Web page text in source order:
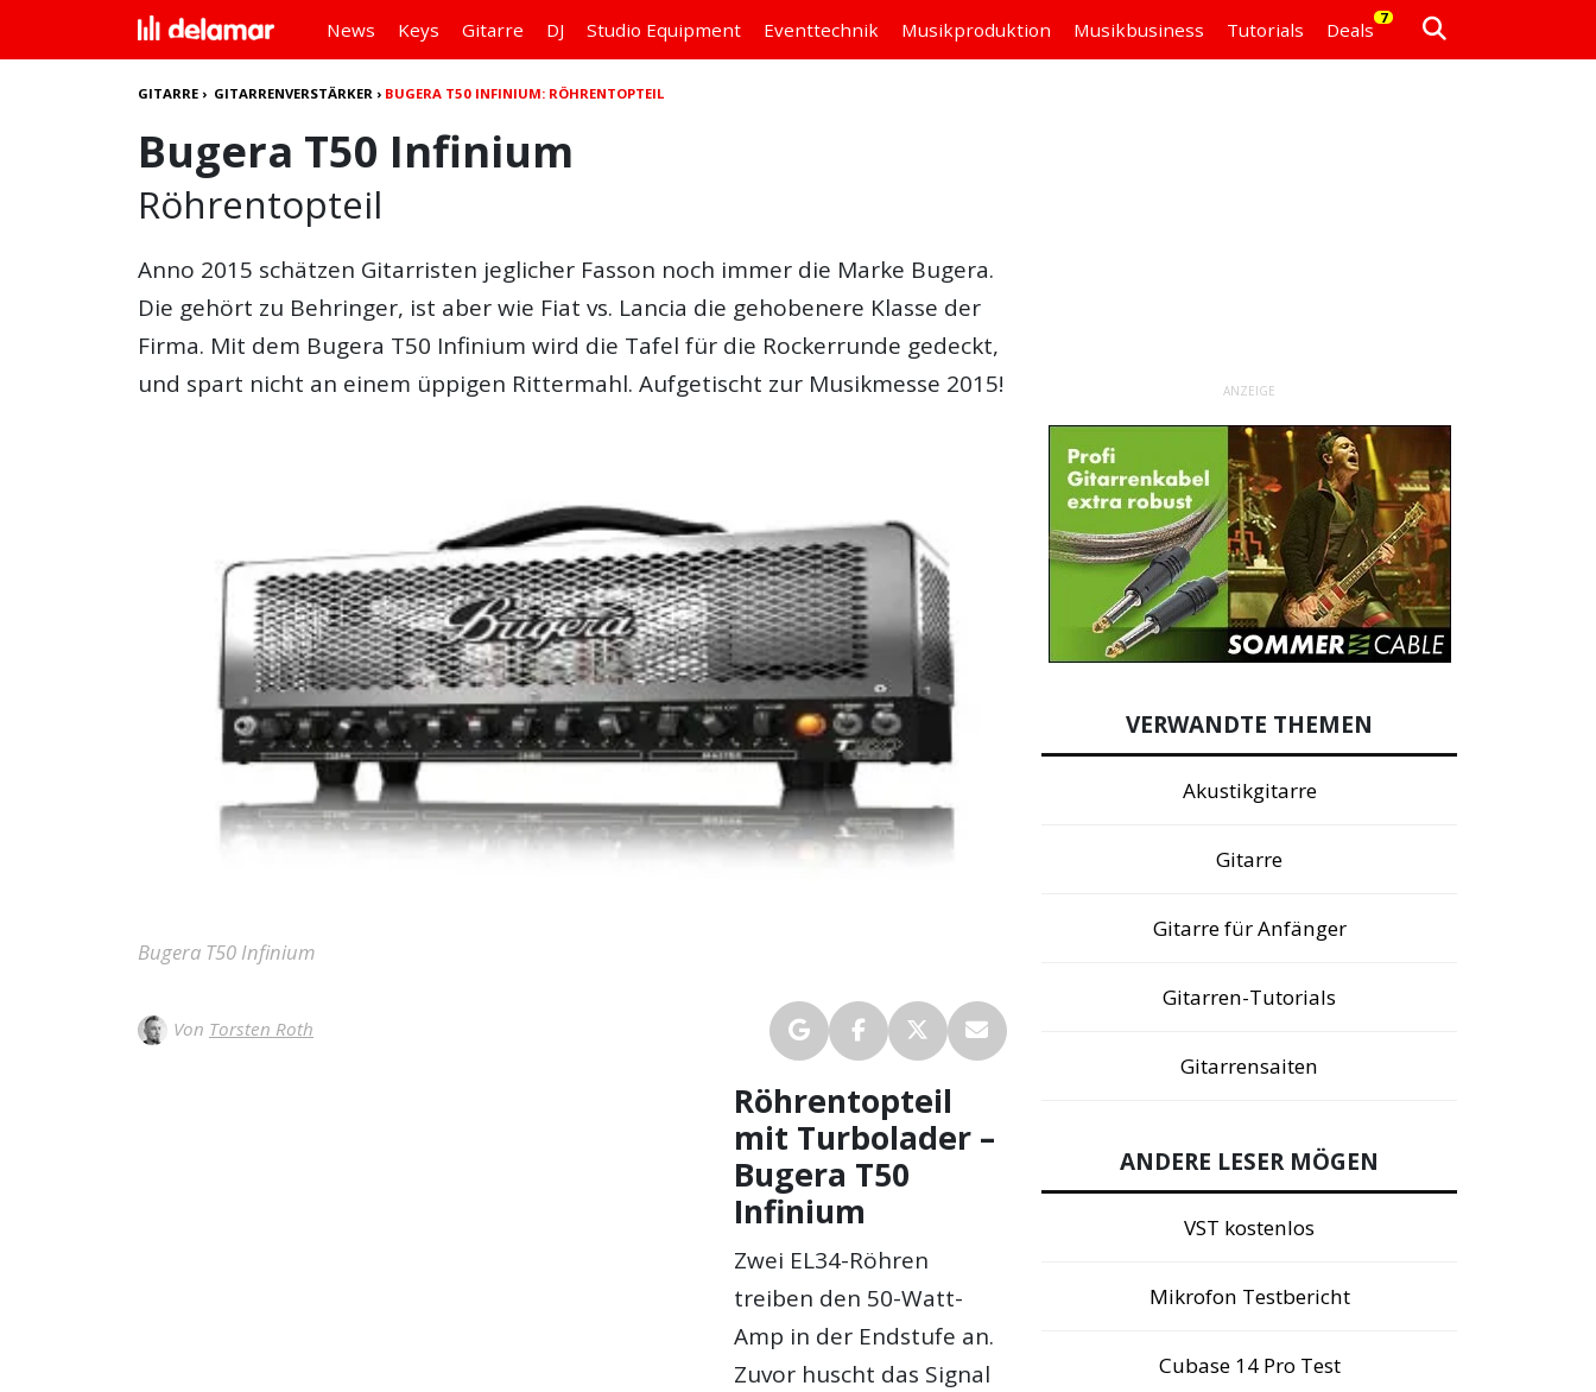
News Keys Gitarre DJ Studio Equipment Eventtechnik Musikproduktion Musikbusiness Tutorials Deals
7
GITARRE › GITARRENVERSTÄRKER › BUGERA T50 INFINIUM: RÖHRENTOPTEIL
Bugera T50 Infinium
Röhrentopteil
Anno 2015 schätzen Gitarristen jeglicher Fasson noch immer die Marke Bugera.
Die gehört zu Behringer, ist aber wie Fiat vs. Lancia die gehobenere Klasse der
Firma. Mit dem Bugera T50 Infinium wird die Tafel für die Rockerrunde gedeckt,
und spart nicht an einem üppigen Rittermahl. Aufgetischt zur Musikmesse 2015!
Bugera T50 Infinium
Von Torsten Roth
Röhrentopteil
mit Turbolader –
Bugera T50
Infinium
Zwei EL34-Röhren
treiben den 50-Watt-
Amp in der Endstufe an.
Zuvor huscht das Signal
ANZEIGE
VERWANDTE THEMEN
Akustikgitarre
Gitarre
Gitarre für Anfänger
Gitarren-Tutorials
Gitarrensaiten
ANDERE LESER MÖGEN
VST kostenlos
Mikrofon Testbericht
Cubase 14 Pro Test